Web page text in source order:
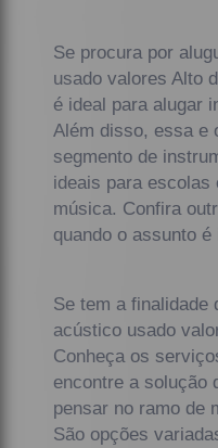
Se procura por
usado valores Alto
é ideal para alugar
Além disso, essa e
segmento de
ideais para escolas
música. Confira
quando o assunto
Se tem a finalidade
acústico usado
Conheça os
encontre a solução
pensar no ramo de
São opções